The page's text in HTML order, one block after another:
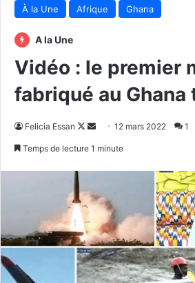
À la Une Afrique Ghana
A la Une
Vidéo : le premier
fabriqué au Ghana
Felicia Essan
Follow
Envoyer12 mars 2022 1
Temps de lecture 1 minute